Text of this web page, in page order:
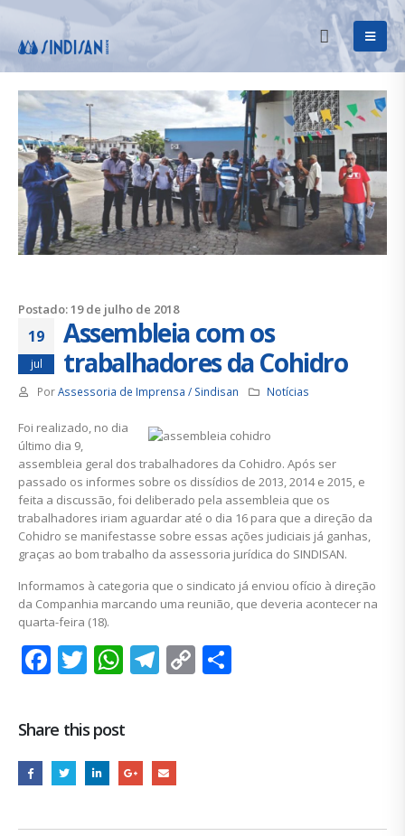
Postado: 19 de julho de 2018
19
jul
Assembleia com os
trabalhadores da Cohidro
PorAssessoria de Imprensa / Sindisan Notícias
Foi realizado, no dia
último dia 9,
assembleia geral dos trabalhadores da Cohidro. Após ser
passado os informes sobre os dissídios de 2013, 2014 e 2015, e
feita a discussão, foi deliberado pela assembleia que os
trabalhadores iriam aguardar até o dia 16 para que a direção da
Cohidro se manifestasse sobre essas ações judiciais já ganhas,
graças ao bom trabalho da assessoria jurídica do SINDISAN.
Informamos à categoria que o sindicato já enviou ofício à direção
da Companhia marcando uma reunião, que deveria acontecer na
quarta-feira (18).
Facebook
Twitter
WhatsApp
Telegram
Copy
Share this post